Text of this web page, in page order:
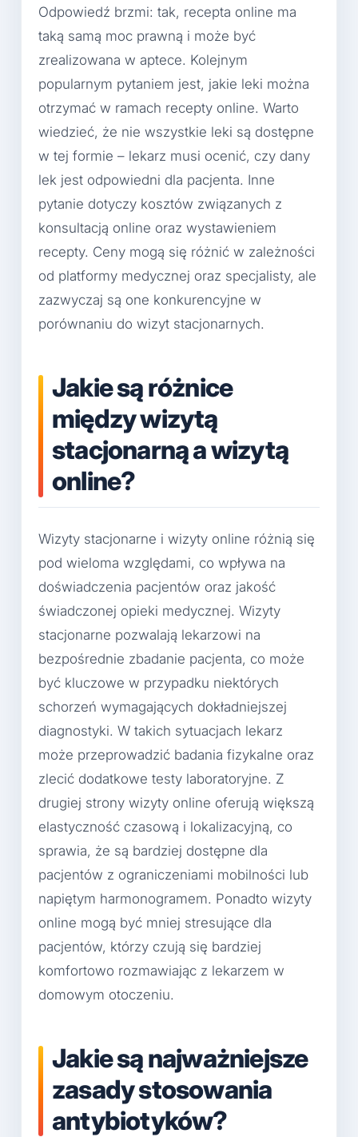
Odpowiedź brzmi: tak, recepta online ma
taką samą moc prawną i może być
zrealizowana w aptece. Kolejnym
popularnym pytaniem jest, jakie leki można
otrzymać w ramach recepty online. Warto
wiedzieć, że nie wszystkie leki są dostępne
w tej formie – lekarz musi ocenić, czy dany
lek jest odpowiedni dla pacjenta. Inne
pytanie dotyczy kosztów związanych z
konsultacją online oraz wystawieniem
recepty. Ceny mogą się różnić w zależności
od platformy medycznej oraz specjalisty, ale
zazwyczaj są one konkurencyjne w
porównaniu do wizyt stacjonarnych.
Jakie są różnice
między wizytą
stacjonarną a wizytą
online?
Wizyty stacjonarne i wizyty online różnią się
pod wieloma względami, co wpływa na
doświadczenia pacjentów oraz jakość
świadczonej opieki medycznej. Wizyty
stacjonarne pozwalają lekarzowi na
bezpośrednie zbadanie pacjenta, co może
być kluczowe w przypadku niektórych
schorzeń wymagających dokładniejszej
diagnostyki. W takich sytuacjach lekarz
może przeprowadzić badania fizykalne oraz
zlecić dodatkowe testy laboratoryjne. Z
drugiej strony wizyty online oferują większą
elastyczność czasową i lokalizacyjną, co
sprawia, że są bardziej dostępne dla
pacjentów z ograniczeniami mobilności lub
napiętym harmonogramem. Ponadto wizyty
online mogą być mniej stresujące dla
pacjentów, którzy czują się bardziej
komfortowo rozmawiając z lekarzem w
domowym otoczeniu.
Jakie są najważniejsze
zasady stosowania
antybiotyków?